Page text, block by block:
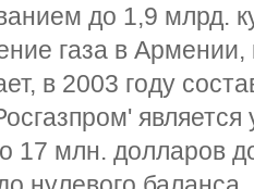
до 1,9 млрд.
газа в
в 2003 году
млн. долларов